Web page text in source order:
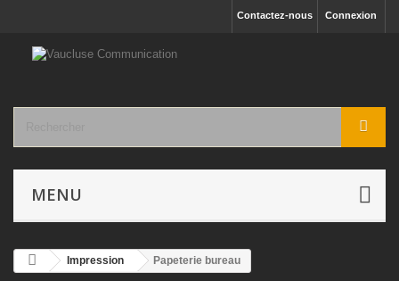
Connexion
Contactez-nous
MENU
Impression Papeterie bureau